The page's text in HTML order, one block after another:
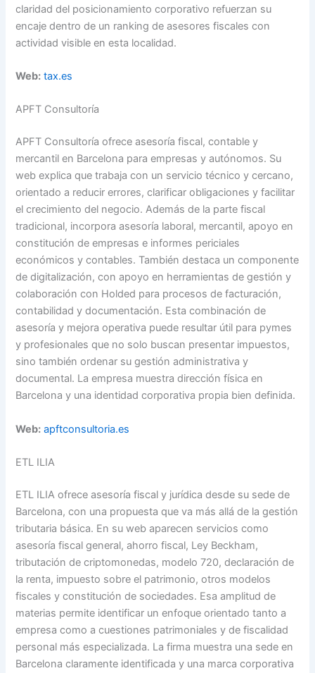
claridad del posicionamiento corporativo refuerzan su
encaje dentro de un ranking de asesores fiscales con
actividad visible en esta localidad.
Web: tax.es
APFT Consultoría
APFT Consultoría ofrece asesoría fiscal, contable y
mercantil en Barcelona para empresas y autónomos. Su
web explica que trabaja con un servicio técnico y cercano,
orientado a reducir errores, clarificar obligaciones y facilitar
el crecimiento del negocio. Además de la parte fiscal
tradicional, incorpora asesoría laboral, mercantil, apoyo en
constitución de empresas e informes periciales
económicos y contables. También destaca un componente
de digitalización, con apoyo en herramientas de gestión y
colaboración con Holded para procesos de facturación,
contabilidad y documentación. Esta combinación de
asesoría y mejora operativa puede resultar útil para pymes
y profesionales que no solo buscan presentar impuestos,
sino también ordenar su gestión administrativa y
documental. La empresa muestra dirección física en
Barcelona y una identidad corporativa propia bien definida.
Web: apftconsultoria.es
ETL ILIA
ETL ILIA ofrece asesoría fiscal y jurídica desde su sede de
Barcelona, con una propuesta que va más allá de la gestión
tributaria básica. En su web aparecen servicios como
asesoría fiscal general, ahorro fiscal, Ley Beckham,
tributación de criptomonedas, modelo 720, declaración de
la renta, impuesto sobre el patrimonio, otros modelos
fiscales y constitución de sociedades. Esa amplitud de
materias permite identificar un enfoque orientado tanto a
empresa como a cuestiones patrimoniales y de fiscalidad
personal más especializada. La firma muestra una sede en
Barcelona claramente identificada y una marca corporativa